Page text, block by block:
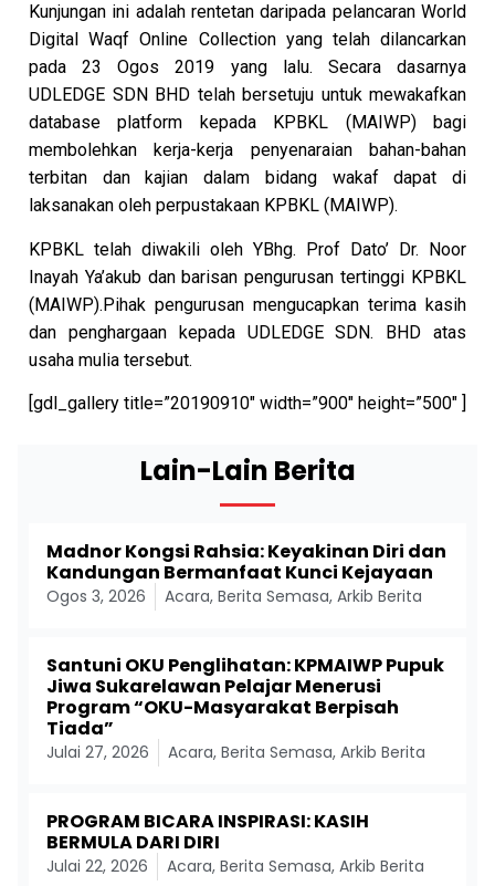
Kunjungan ini adalah rentetan daripada pelancaran World
Digital Waqf Online Collection yang telah dilancarkan
pada 23 Ogos 2019 yang lalu. Secara dasarnya
UDLEDGE SDN BHD telah bersetuju untuk mewakafkan
database platform kepada KPBKL (MAIWP) bagi
membolehkan kerja-kerja penyenaraian bahan-bahan
terbitan dan kajian dalam bidang wakaf dapat di
laksanakan oleh perpustakaan KPBKL (MAIWP).
KPBKL telah diwakili oleh YBhg. Prof Dato’ Dr. Noor
Inayah Ya’akub dan barisan pengurusan tertinggi KPBKL
(MAIWP).Pihak pengurusan mengucapkan terima kasih
dan penghargaan kepada UDLEDGE SDN. BHD atas
usaha mulia tersebut.
[gdl_gallery title=”20190910″ width=”900″ height=”500″ ]
Lain-Lain Berita
Madnor Kongsi Rahsia: Keyakinan Diri dan
Kandungan Bermanfaat Kunci Kejayaan
Ogos 3, 2026 Acara, Berita Semasa, Arkib Berita
Santuni OKU Penglihatan: KPMAIWP Pupuk
Jiwa Sukarelawan Pelajar Menerusi
Program “OKU-Masyarakat Berpisah
Tiada”
Julai 27, 2026 Acara, Berita Semasa, Arkib Berita
PROGRAM BICARA INSPIRASI: KASIH
BERMULA DARI DIRI
Julai 22, 2026 Acara, Berita Semasa, Arkib Berita